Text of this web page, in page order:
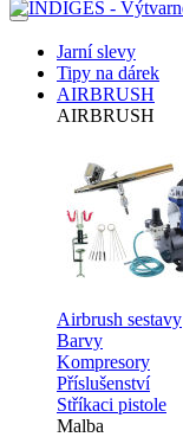
Jarní slevy
Tipy na dárek
AIRBRUSH
AIRBRUSH
Airbrush sestavy
Barvy
Kompresory
Příslušenství
Stříkaci pistole
Malba